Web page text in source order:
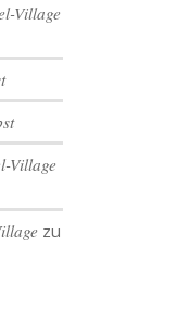
Village
Village
zu